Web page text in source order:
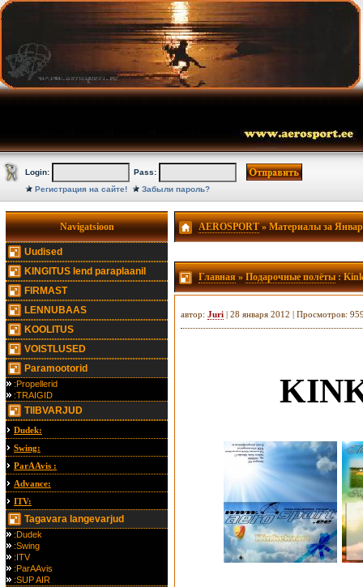
Login:
Pass:
Регистрация на сайте!
Забыли пароль?
Navigatsioon
Uudised
KINGITUS lend paraplaanil
FIRMAST
LENNUBAAS
KOOLITUS
VOISTLUSED
Paramootorid
:Propellerid
:TRAIGID
TIIBVARJUD
Dudek:
Swing:
ParAAvis :
Advance:
ITV:
Tagavara langevarjud
:Dudek
:Swing
:ITV
:ParAAvis
:SUP AIR
AEROSPORT» Материалы за
Главная»Подарочные полёты:
автор: Juri | 28 января 2012 | Просмотров: